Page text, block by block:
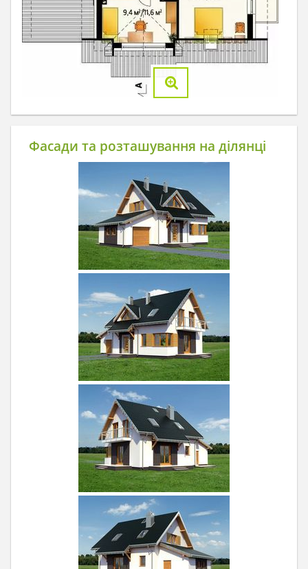
Фасади та розташування на ділянці